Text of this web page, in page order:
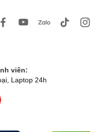
viên:
Laptop 24h